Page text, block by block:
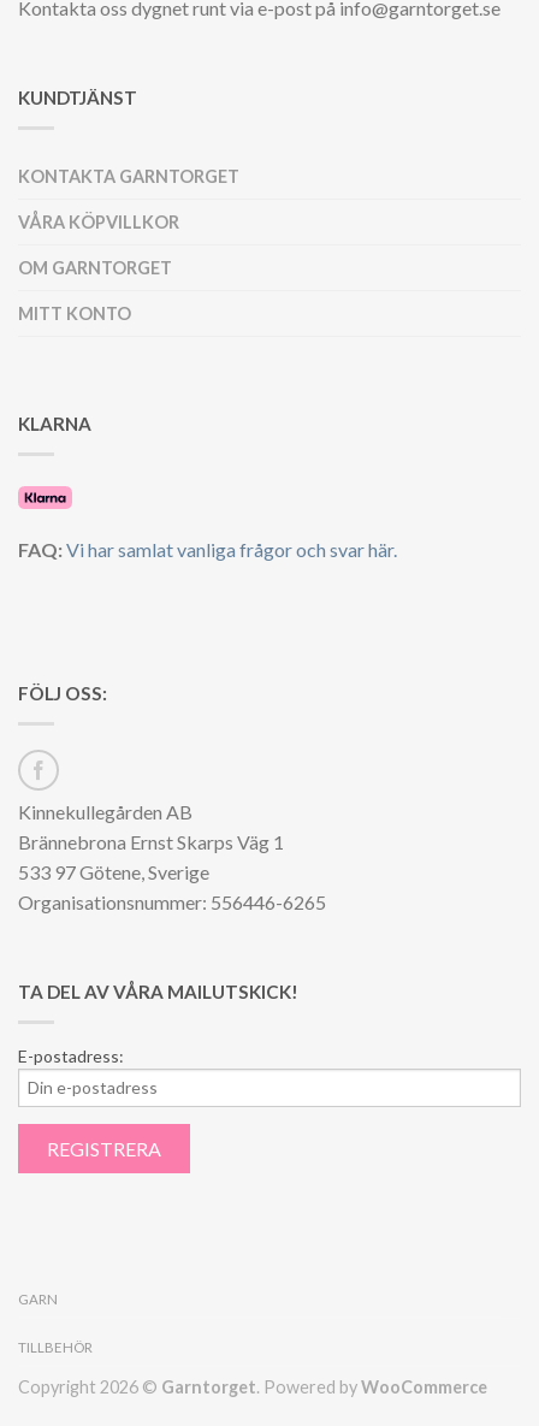
Kontakta oss dygnet runt via e-post på info@garntorget.se
KUNDTJÄNST
KONTAKTA GARNTORGET
VÅRA KÖPVILLKOR
OM GARNTORGET
MITT KONTO
KLARNA
FAQ:Vi har samlat vanliga frågor och svar här.
FÖLJ OSS:
Kinnekullegården AB
Brännebrona Ernst Skarps Väg 1
533 97 Götene, Sverige
Organisationsnummer: 556446-6265
TA DEL AV VÅRA MAILUTSKICK!
E-postadress:
GARN
TILLBEHÖR
Copyright 2026 © Garntorget. Powered byWooCommerce